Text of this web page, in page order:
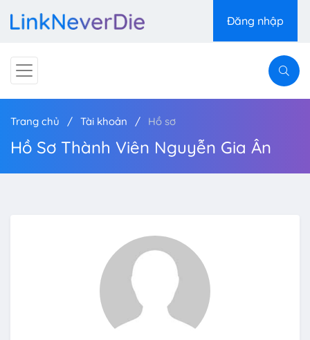
Đăng nhập
Trang chủ Tài khoản Hồ sơ
Hồ Sơ Thành Viên Nguyễn Gia Ân